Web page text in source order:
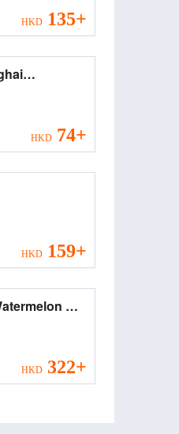
HKD 135+
HKD 74+
HKD 159+
HKD 322+